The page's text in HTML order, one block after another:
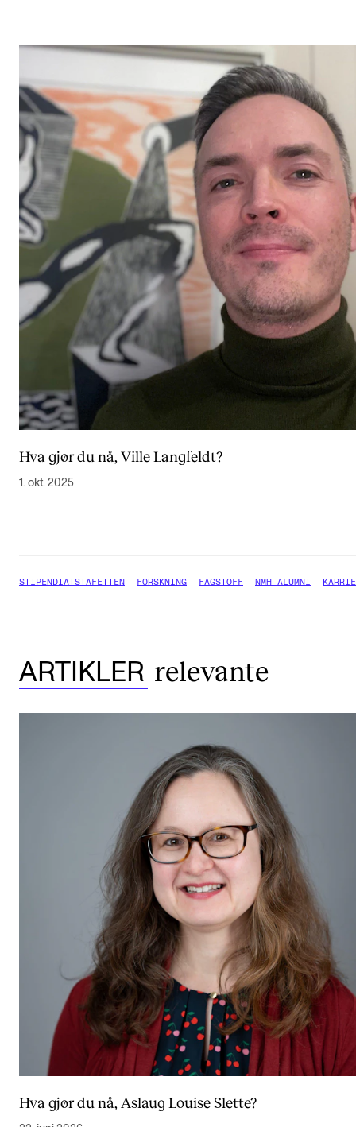
Hva gjør du nå, Ville Langfeldt?
1. okt. 2025
STIPENDIATSTAFETTEN FORSKNING FAGSTOFF NMH ALUMNI
ARTIKLER relevante
Hva gjør du nå, Aslaug Louise Slette?